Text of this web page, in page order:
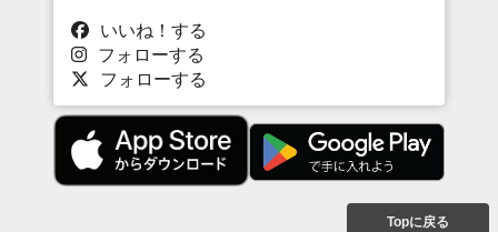
いいね！する
フォローする
フォローする
Topに戻る